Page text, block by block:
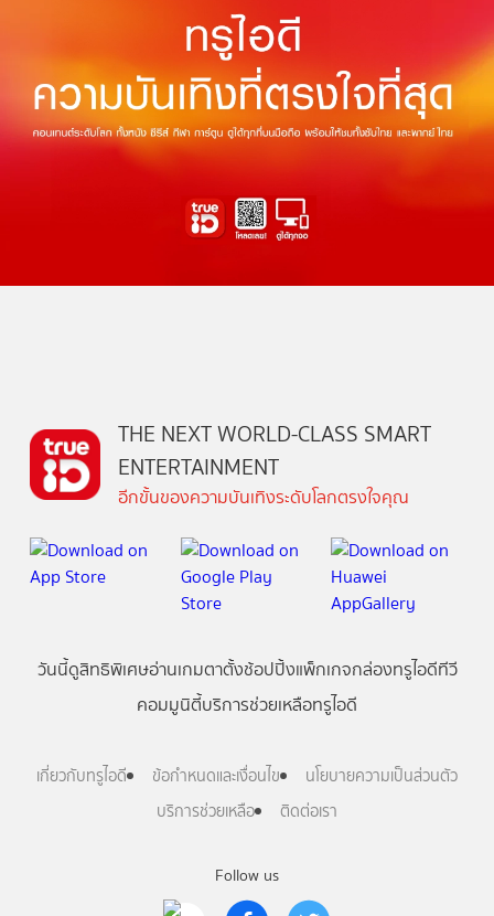
Follow us
THE NEXT WORLD-CLASS SMART
ENTERTAINMENT
อีกขั้นของความบันเทิงระดับโลกตรงใจคุณ
วันนี้ดูสิทธิพิเศษอ่านเกมตาตั้งช้อปปิ้งแพ็กเกจกล่องทรูไอดีทีวี
คอมมูนิตี้บริการช่วยเหลือทรูไอดี
เกี่ยวกับทรูไอดี ข้อกำหนดและเงื่อนไข
นโยบายความเป็นส่วนตัว
บริการช่วยเหลือ
ติดต่อเรา